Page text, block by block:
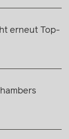
erneut in
erneut Top-